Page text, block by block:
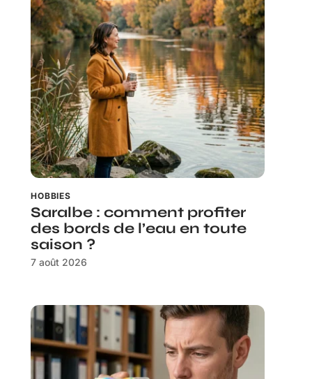
HOBBIES
Saralbe : comment profiter
des bords de l’eau en toute
saison ?
7 août 2026